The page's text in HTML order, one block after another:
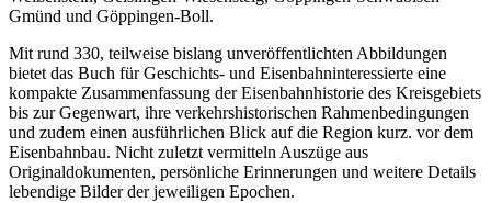
Gmünd und Göppingen-Boll.
Mit rund 330, teilweise bislang unveröffentlichten Abbildungen
bietet das Buch für Geschichts- und Eisenbahninteressierte eine
kompakte Zusammenfassung der Eisenbahnhistorie des Kreisgebiets
bis zur Gegenwart, ihre verkehrshistorischen Rahmenbedingungen
und zudem einen ausführlichen Blick auf die Region kurz. vor dem
Eisenbahnbau. Nicht zuletzt vermitteln Auszüge aus
Originaldokumenten, persönliche Erinnerungen und weitere Details
lebendige Bilder der jeweiligen Epochen.